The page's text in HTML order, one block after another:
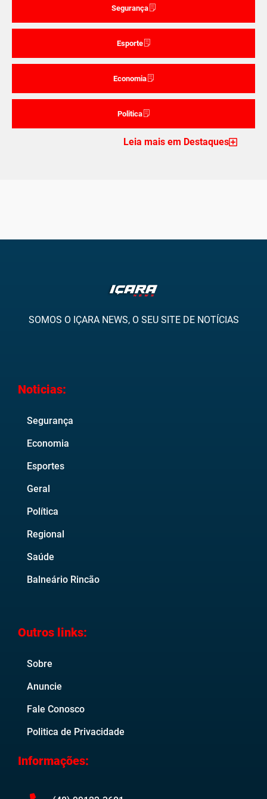
Segurança
Esporte
Economia
Politica
Leia mais em Destaques
SOMOS O IÇARA NEWS, O SEU SITE DE NOTÍCIAS
Noticias:
Segurança
Economia
Esportes
Geral
Política
Regional
Saúde
Balneário Rincão
Outros links:
Sobre
Anuncie
Fale Conosco
Politica de Privacidade
Informações: